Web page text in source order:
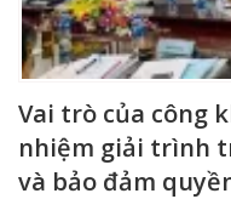
Vai trò của công
nhiệm giải trình
và bảo đảm